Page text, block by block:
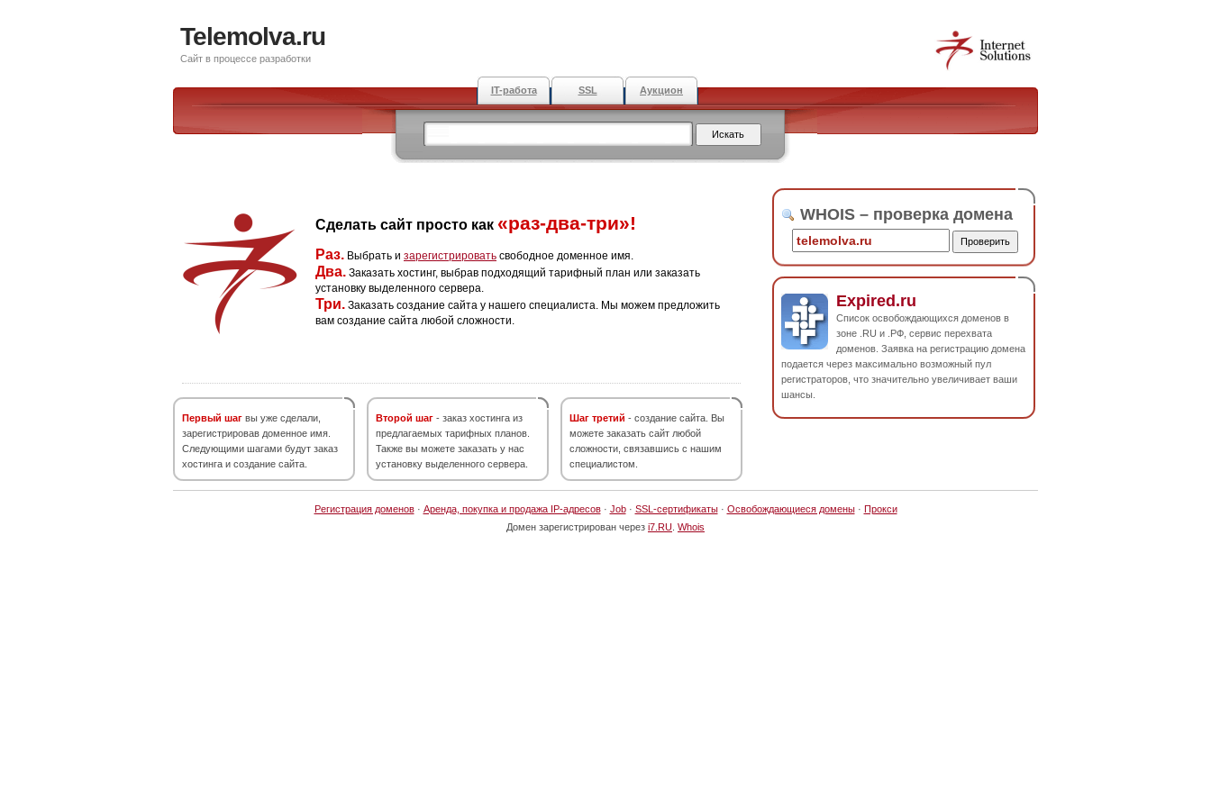
Telemolva.ru
Сайт в процессе разработки
IT-работа SSL Аукцион
Сделать сайт просто как «раз-два-три»!
Раз. Выбрать и зарегистрировать свободное доменное имя.
Два. Заказать хостинг, выбрав подходящий тарифный план или заказать
установку выделенного сервера.
Три. Заказать создание сайта у нашего специалиста. Мы можем предложить
вам создание сайта любой сложности.
Первый шаг вы уже сделали,
зарегистрировав доменное имя.
Следующими шагами будут заказ
хостинга и создание сайта.
Второй шаг - заказ хостинга из
предлагаемых тарифных планов.
Также вы можете заказать у нас
установку выделенного сервера.
Шаг третий - создание сайта. Вы
можете заказать сайт любой
сложности, связавшись с нашим
специалистом.
WHOIS – проверка домена
Expired.ru
Список освобождающихся доменов в
зоне .RU и .РФ, сервис перехвата
доменов. Заявка на регистрацию домена
подается через максимально возможный пул
регистраторов, что значительно увеличивает ваши
шансы.
Регистрация доменов· Аренда, покупка и продажа IP-адресов· Job· SSL-сертификаты· Освобождающиеся домены· Прокси
Домен зарегистрирован через i7.RU Whois